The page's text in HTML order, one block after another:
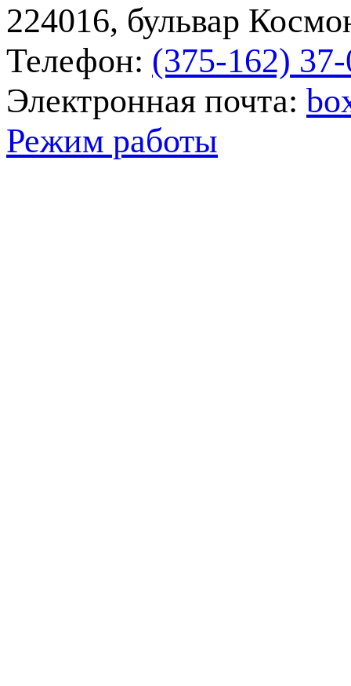
224016, бульвар
Телефон: (375-162)
Электронная почта:
Режим работы